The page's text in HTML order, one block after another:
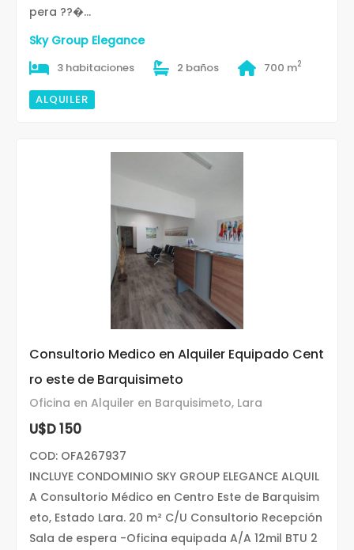
pera ??�...
Sky Group Elegance
3 habitaciones 2 baños 700 m2
ALQUILER
Consultorio Medico en Alquiler Equipado Cent
ro este de Barquisimeto
Oficina en Alquiler en Barquisimeto, Lara
U$D 150
COD: OFA267937
INCLUYE CONDOMINIO SKY GROUP ELEGANCE ALQUIL
A Consultorio Médico en Centro Este de Barquisim
eto, Estado Lara. 20 m² C/U Consultorio Recepción
Sala de espera -Oficina equipada A/A 12mil BTU 2